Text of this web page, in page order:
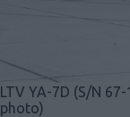
LTV YA-7D (S/N
photo)